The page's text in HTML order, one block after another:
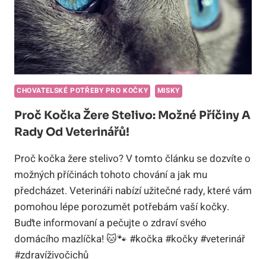
CHOVATELSKÉ POTŘEBY PRO KOČKY MISKY
Proč Kočka Žere Stelivo: Možné Příčiny A
Rady Od Veterinářů!
Proč kočka žere stelivo? V tomto článku se dozvíte o
možných příčinách tohoto chování a jak mu
předcházet. Veterináři nabízí užitečné rady, které vám
pomohou lépe porozumět potřebám vaší kočky.
Buďte informovaní a pečujte o zdraví svého
domácího mazlíčka! 🐱🐾 #kočka #kočky #veterinář
#zdravíživočichů